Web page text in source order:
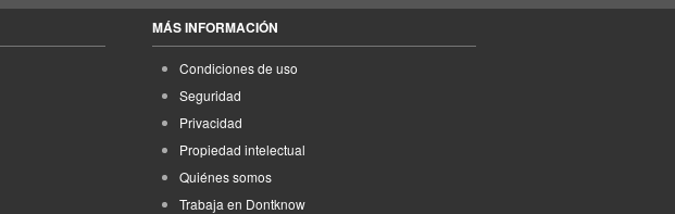
MÁS INFORMACIÓN
Condiciones de uso
Seguridad
Privacidad
Propiedad intelectual
Quiénes somos
Trabaja en Dontknow